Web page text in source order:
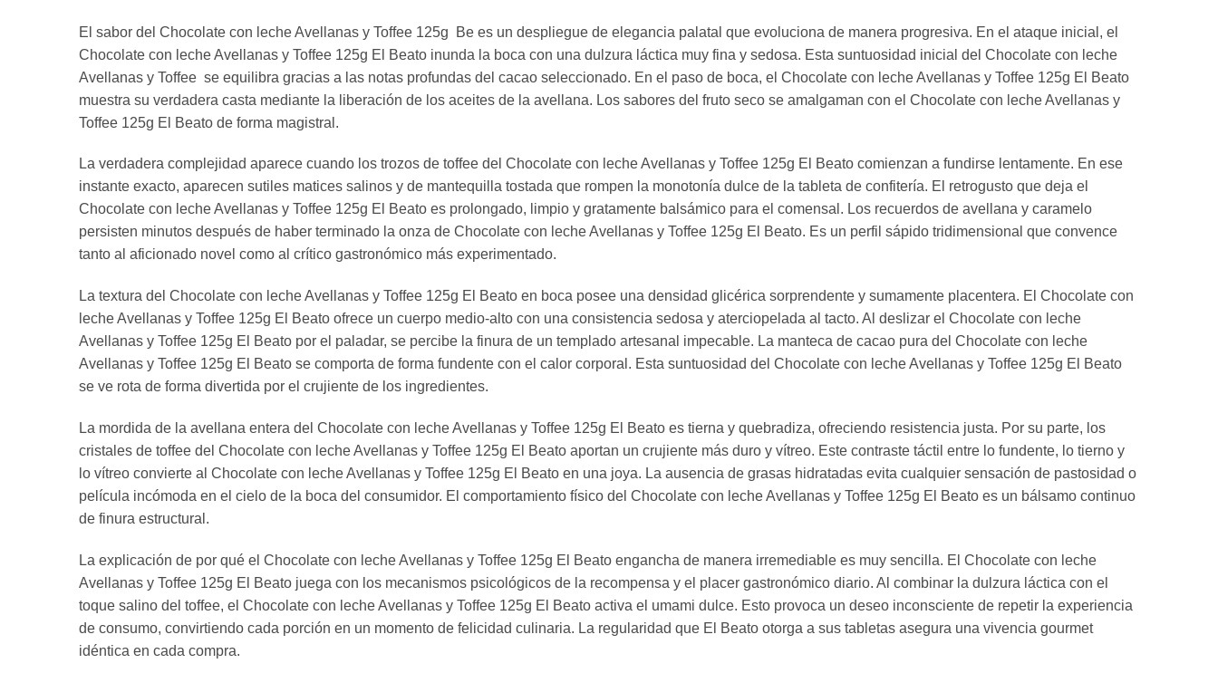
El sabor del Chocolate con leche Avellanas y Toffee 125g Be es un despliegue de elegancia palatal que evoluciona de manera progresiva. En el ataque inicial, el
Chocolate con leche Avellanas y Toffee 125g El Beato inunda la boca con una dulzura láctica muy fina y sedosa. Esta suntuosidad inicial del Chocolate con leche
Avellanas y Toffee se equilibra gracias a las notas profundas del cacao seleccionado. En el paso de boca, el Chocolate con leche Avellanas y Toffee 125g El Beato
muestra su verdadera casta mediante la liberación de los aceites de la avellana. Los sabores del fruto seco se amalgaman con el Chocolate con leche Avellanas y
Toffee 125g El Beato de forma magistral.
La verdadera complejidad aparece cuando los trozos de toffee del Chocolate con leche Avellanas y Toffee 125g El Beato comienzan a fundirse lentamente. En ese
instante exacto, aparecen sutiles matices salinos y de mantequilla tostada que rompen la monotonía dulce de la tableta de confitería. El retrogusto que deja el
Chocolate con leche Avellanas y Toffee 125g El Beato es prolongado, limpio y gratamente balsámico para el comensal. Los recuerdos de avellana y caramelo
persisten minutos después de haber terminado la onza de Chocolate con leche Avellanas y Toffee 125g El Beato. Es un perfil sápido tridimensional que convence
tanto al aficionado novel como al crítico gastronómico más experimentado.
La textura del Chocolate con leche Avellanas y Toffee 125g El Beato en boca posee una densidad glicérica sorprendente y sumamente placentera. El Chocolate con
leche Avellanas y Toffee 125g El Beato ofrece un cuerpo medio-alto con una consistencia sedosa y aterciopelada al tacto. Al deslizar el Chocolate con leche
Avellanas y Toffee 125g El Beato por el paladar, se percibe la finura de un templado artesanal impecable. La manteca de cacao pura del Chocolate con leche
Avellanas y Toffee 125g El Beato se comporta de forma fundente con el calor corporal. Esta suntuosidad del Chocolate con leche Avellanas y Toffee 125g El Beato
se ve rota de forma divertida por el crujiente de los ingredientes.
La mordida de la avellana entera del Chocolate con leche Avellanas y Toffee 125g El Beato es tierna y quebradiza, ofreciendo resistencia justa. Por su parte, los
cristales de toffee del Chocolate con leche Avellanas y Toffee 125g El Beato aportan un crujiente más duro y vítreo. Este contraste táctil entre lo fundente, lo tierno y
lo vítreo convierte al Chocolate con leche Avellanas y Toffee 125g El Beato en una joya. La ausencia de grasas hidratadas evita cualquier sensación de pastosidad o
película incómoda en el cielo de la boca del consumidor. El comportamiento físico del Chocolate con leche Avellanas y Toffee 125g El Beato es un bálsamo continuo
de finura estructural.
La explicación de por qué el Chocolate con leche Avellanas y Toffee 125g El Beato engancha de manera irremediable es muy sencilla. El Chocolate con leche
Avellanas y Toffee 125g El Beato juega con los mecanismos psicológicos de la recompensa y el placer gastronómico diario. Al combinar la dulzura láctica con el
toque salino del toffee, el Chocolate con leche Avellanas y Toffee 125g El Beato activa el umami dulce. Esto provoca un deseo inconsciente de repetir la experiencia
de consumo, convirtiendo cada porción en un momento de felicidad culinaria. La regularidad que El Beato otorga a sus tabletas asegura una vivencia gourmet
idéntica en cada compra.